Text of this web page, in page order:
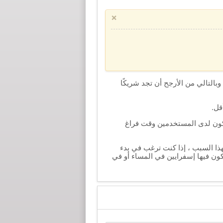
×
من الأرجح أن تجد شريكًا
لدى المستخدمين وقت فراغ
السبب ، إذا كنت ترغب في بدء
فيها إسفرايين في المساء أو في